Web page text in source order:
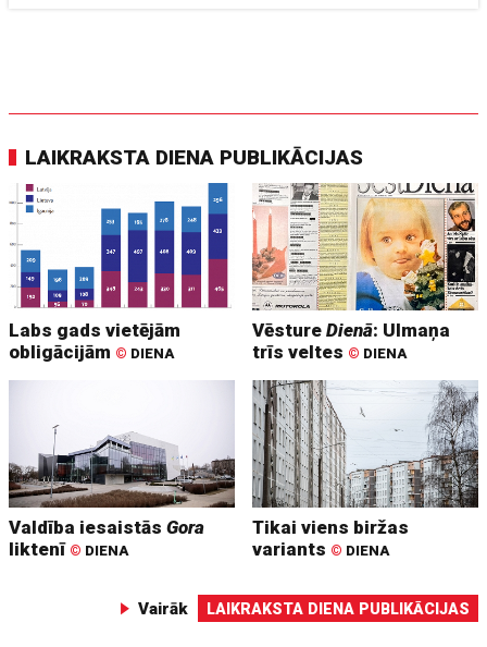
LAIKRAKSTA DIENA PUBLIKĀCIJAS
Labs gads vietējām
obligācijām © DIENA
VēstureDienā: Ulmaņa
trīs veltes © DIENA
Valdība iesaistāsGora
liktenī © DIENA
Tikai viens biržas
variants © DIENA
Vairāk LAIKRAKSTA DIENA PUBLIKĀCIJAS